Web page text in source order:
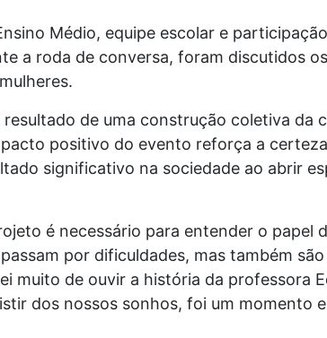
Médio, equipe escolar e
a roda de conversa, foram discutidos
de uma construção coletiva da
positivo do evento reforça a
significativo na sociedade ao abrir
é necessário para entender o papel
por dificuldades, mas também
muito de ouvir a história da professora
dos nossos sonhos, foi um momento